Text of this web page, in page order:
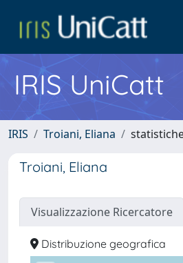
IRIS UniCatt
IRIS Troiani, Eliana
Troiani, Eliana
Visualizzazione Ricercatore
Distribuzione geografica